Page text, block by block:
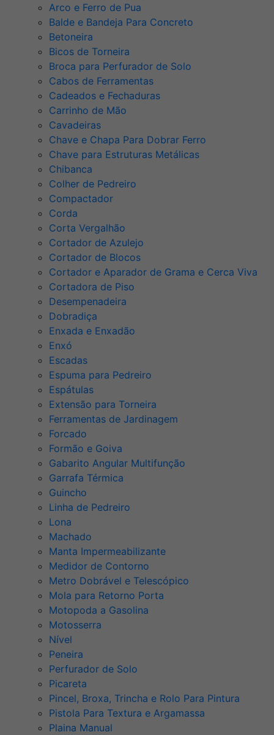
Arco e Ferro de Pua
Balde e Bandeja Para Concreto
Betoneira
Bicos de Torneira
Broca para Perfurador de Solo
Cabos de Ferramentas
Cadeados e Fechaduras
Carrinho de Mão
Cavadeiras
Chave e Chapa Para Dobrar Ferro
Chave para Estruturas Metálicas
Chibanca
Colher de Pedreiro
Compactador
Corda
Corta Vergalhão
Cortador de Azulejo
Cortador de Blocos
Cortador e Aparador de Grama e Cerca Viva
Cortadora de Piso
Desempenadeira
Dobradiça
Enxada e Enxadão
Enxó
Escadas
Espuma para Pedreiro
Espátulas
Extensão para Torneira
Ferramentas de Jardinagem
Forcado
Formão e Goiva
Gabarito Angular Multifunção
Garrafa Térmica
Guincho
Linha de Pedreiro
Lona
Machado
Manta Impermeabilizante
Medidor de Contorno
Metro Dobrável e Telescópico
Mola para Retorno Porta
Motopoda a Gasolina
Motosserra
Nível
Peneira
Perfurador de Solo
Picareta
Pincel, Broxa, Trincha e Rolo Para Pintura
Pistola Para Textura e Argamassa
Plaina Manual